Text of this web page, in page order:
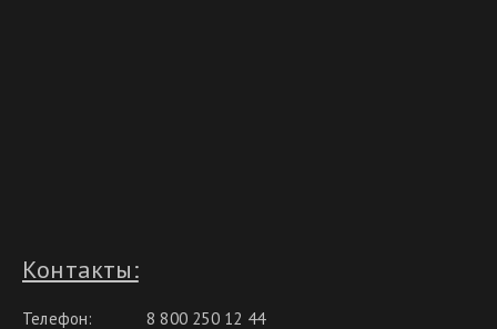
Контакты:
Телефон:
8 800 250 12 44